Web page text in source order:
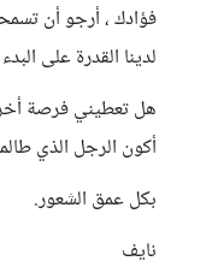
فؤادك ، أرجو أن
لدينا القدرة على
هل تعطيني فرصة
أكون الرجل الذي
بكل عمق الشعور.
نايف